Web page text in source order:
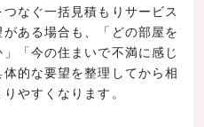
なぐ一括見積もりサービス
ある場合も、「どの部屋を
「今の住まいで不満に感じ
的な要望を整理してから相
やすくなります。